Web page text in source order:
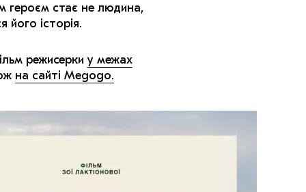
героєм стає не людина,
історія.
режисеркиу межах
на сайті Megogo.